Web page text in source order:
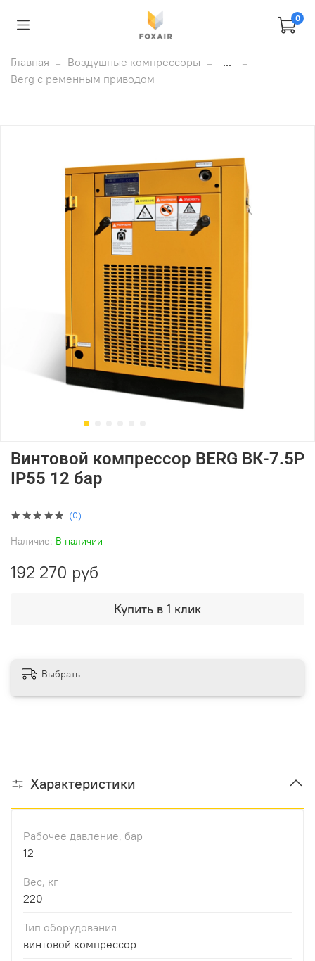
0
Главная Воздушные компрессоры
...
Berg с ременным приводом
(0)
Наличие: В наличии
Винтовой компрессор BERG ВК-7.5Р
IP55 12 бар
192 270 руб
Купить в 1 клик
Выбрать
Характеристики
Рабочее давление, бар
12
Вес, кг
220
Тип оборудования
винтовой компрессор